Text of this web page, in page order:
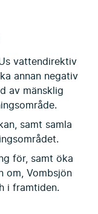
vattendirektiv
annan negativ
av mänsklig
samt samla
för, samt öka
om, Vombsjön
i framtiden.